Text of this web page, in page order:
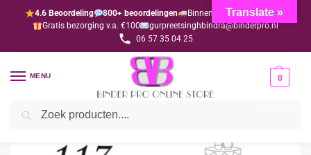
4.6 Beoordeling 800+ beoordelingen
Binnen 1-3 dagen geleverd
Gratis bezorging v.a. €100
gurpreetsinghbindra@binderpro.nl
06 57 35 04 25
MENU 0
Home Bedankjesafdeling
Translate »